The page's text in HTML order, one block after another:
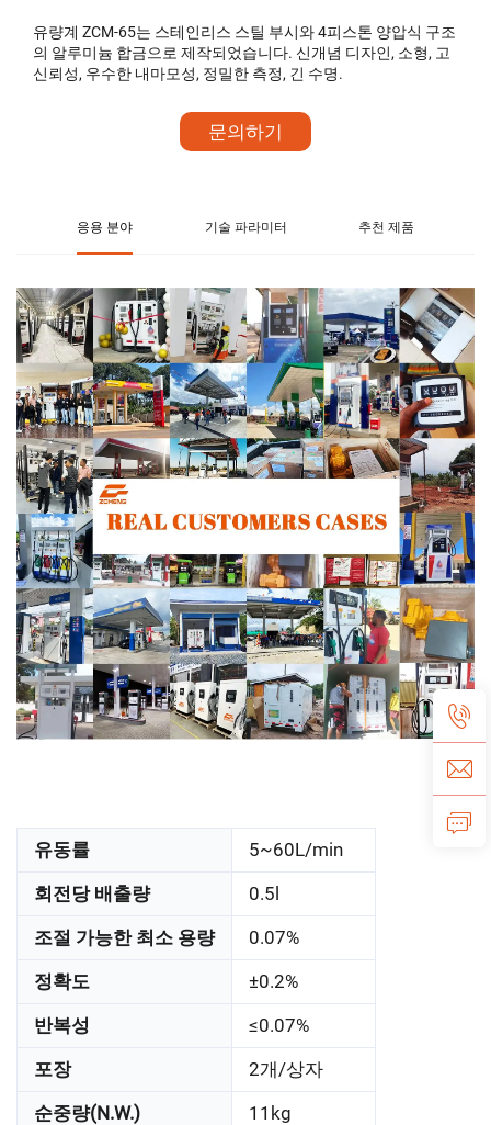
유량계 ZCM-65는 스테인리스 스틸 부시와 4피스톤 양압식 구조
의 알루미늄 합금으로 제작되었습니다. 신개념 디자인, 소형, 고
신뢰성, 우수한 내마모성, 정밀한 측정, 긴 수명.
문의하기
응용 분야 기술 파라미터 추천 제품
유동률
5~60L/min
회전당 배출량
0.5l
조절 가능한 최소 용량
0.07%
정확도
±0.2%
반복성
≤0.07%
포장
2개/상자
순중량(N.W.)
11kg